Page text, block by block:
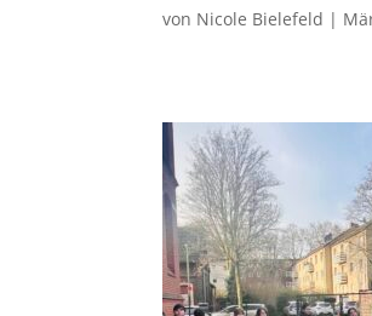
von Nicole Bielefeld |